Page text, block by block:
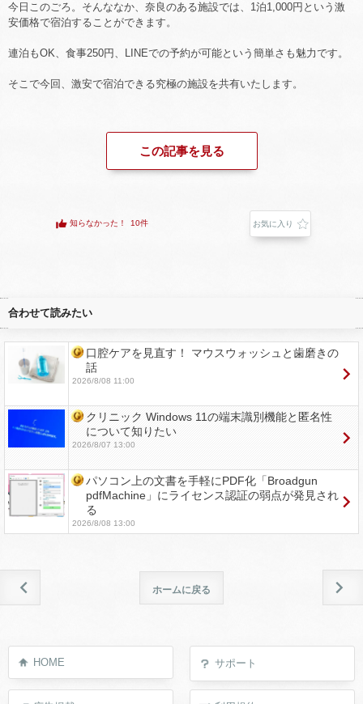
今日このごろ。そんななか、奈良のある施設では、1泊1,000円という激
安価格で宿泊することができます。
連泊もOK、食事250円、LINEでの予約が可能という簡単さも魅力です。
そこで今回、激安で宿泊できる究極の施設を共有いたします。
この記事を見る
知らなかった！ 10件 お気に入り
合わせて読みたい
口腔ケアを見直す！ マウスウォッシュと歯磨きの
話
2026/8/08 11:00
クリニック Windows 11の端末識別機能と匿名性
について知りたい
2026/8/07 13:00
パソコン上の文書を手軽にPDF化「Broadgun
pdfMachine」にライセンス認証の弱点が発見され
る
2026/8/08 13:00
ホームに戻る
HOME サポート